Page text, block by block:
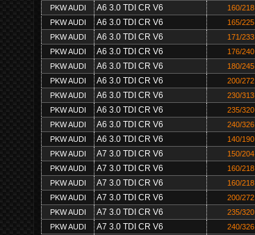
PKW AUDI A6 3.0 TDI CR V6 160/218
PKW AUDI A6 3.0 TDI CR V6 165/225
PKW AUDI A6 3.0 TDI CR V6 171/233
PKW AUDI A6 3.0 TDI CR V6 176/240
PKW AUDI A6 3.0 TDI CR V6 180/245
PKW AUDI A6 3.0 TDI CR V6 200/272
PKW AUDI A6 3.0 TDI CR V6 230/313
PKW AUDI A6 3.0 TDI CR V6 235/320
PKW AUDI A6 3.0 TDI CR V6 240/326
PKW AUDI A6 3.0 TDI CR V6 140/190
PKW AUDI A7 3.0 TDI CR V6 150/204
PKW AUDI A7 3.0 TDI CR V6 160/218
PKW AUDI A7 3.0 TDI CR V6 160/218
PKW AUDI A7 3.0 TDI CR V6 200/272
PKW AUDI A7 3.0 TDI CR V6 235/320
PKW AUDI A7 3.0 TDI CR V6 240/326